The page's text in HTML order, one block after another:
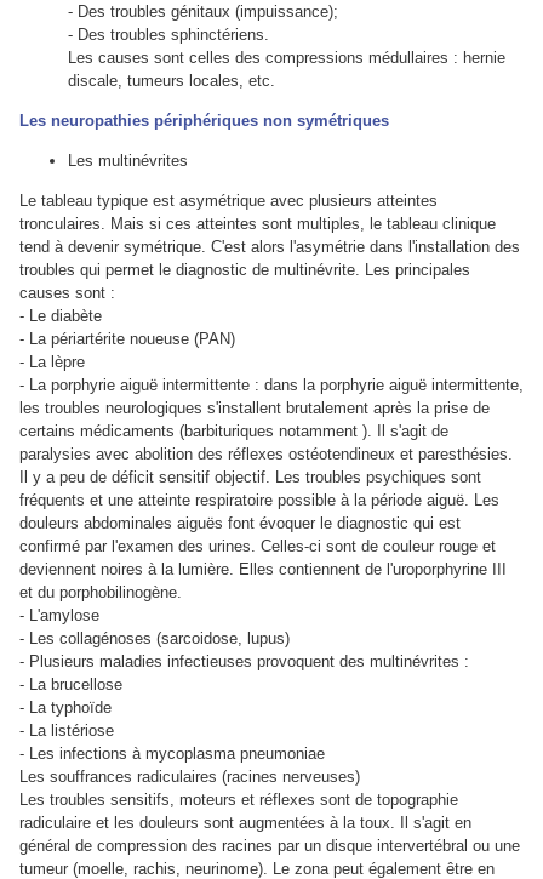
- Des troubles génitaux (impuissance);
- Des troubles sphinctériens.
Les causes sont celles des compressions médullaires : hernie
discale, tumeurs locales, etc.
Les neuropathies périphériques non symétriques
Les multinévrites
Le tableau typique est asymétrique avec plusieurs atteintes
tronculaires. Mais si ces atteintes sont multiples, le tableau clinique
tend à devenir symétrique. C'est alors l'asymétrie dans l'installation des
troubles qui permet le diagnostic de multinévrite. Les principales
causes sont :
- Le diabète
- La périartérite noueuse (PAN)
- La lèpre
- La porphyrie aiguë intermittente : dans la porphyrie aiguë intermittente,
les troubles neurologiques s'installent brutalement après la prise de
certains médicaments (barbituriques notamment ). Il s'agit de
paralysies avec abolition des réflexes ostéotendineux et paresthésies.
Il y a peu de déficit sensitif objectif. Les troubles psychiques sont
fréquents et une atteinte respiratoire possible à la période aiguë. Les
douleurs abdominales aiguës font évoquer le diagnostic qui est
confirmé par l'examen des urines. Celles-ci sont de couleur rouge et
deviennent noires à la lumière. Elles contiennent de l'uroporphyrine III
et du porphobilinogène.
- L'amylose
- Les collagénoses (sarcoidose, lupus)
- Plusieurs maladies infectieuses provoquent des multinévrites :
- La brucellose
- La typhoïde
- La listériose
- Les infections à mycoplasma pneumoniae
Les souffrances radiculaires (racines nerveuses)
Les troubles sensitifs, moteurs et réflexes sont de topographie
radiculaire et les douleurs sont augmentées à la toux. Il s'agit en
général de compression des racines par un disque intervertébral ou une
tumeur (moelle, rachis, neurinome). Le zona peut également être en